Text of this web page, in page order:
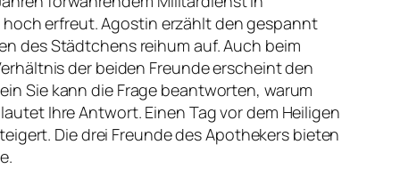
erfreut. Agostin erzählt den gespannt
des Städtchens reihum auf. Auch beim
der beiden Freunde erscheint den
Sie kann die Frage beantworten, warum
Ihre Antwort. Einen Tag vor dem Heiligen
Die drei Freunde des Apothekers bieten